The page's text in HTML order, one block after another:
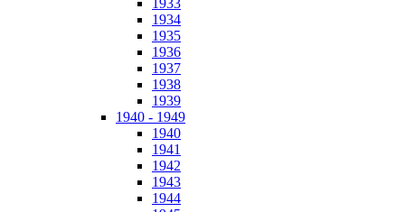
1933
1934
1935
1936
1937
1938
1939
1940 - 1949
1940
1941
1942
1943
1944